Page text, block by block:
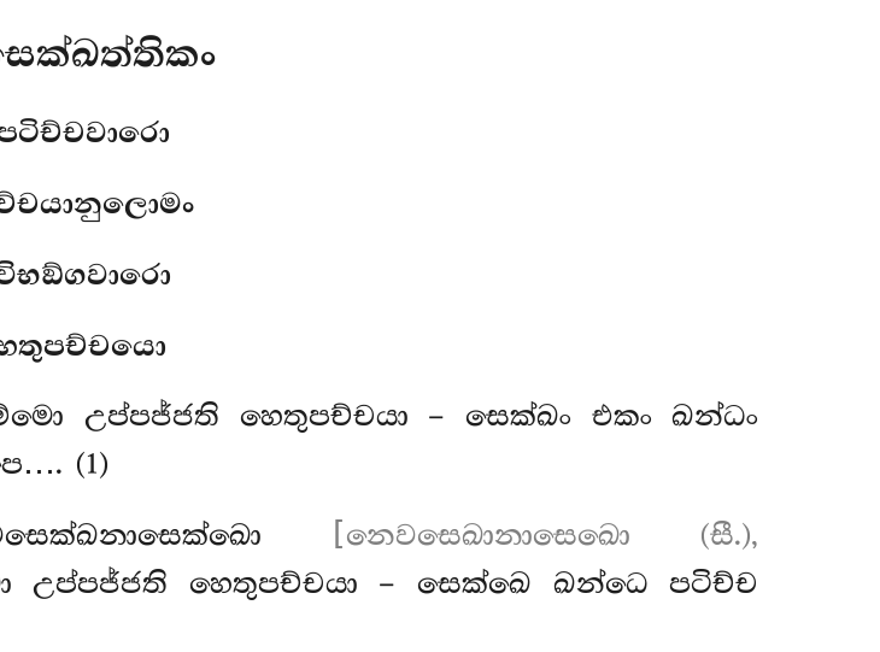
පටිච්චවාරො
විභඞ්ගවාරො
උප්පජ්ජති හෙතුපච්චයා – සෙක්ඛං එකං ඛන්ධං
(1)
[නෙවසෙඛානාසෙඛො (සී.),
උප්පජ්ජති හෙතුපච්චයා – සෙක්ඛෙ ඛන්ධෙ පටිච්ච